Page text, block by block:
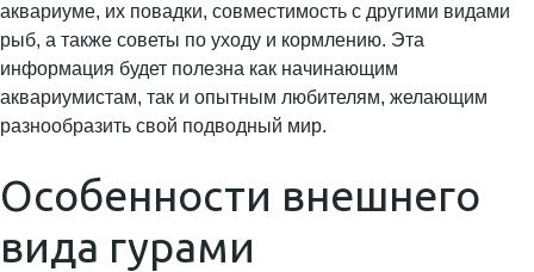
аквариуме, их повадки, совместимость с другими видами
рыб, а также советы по уходу и кормлению. Эта
информация будет полезна как начинающим
аквариумистам, так и опытным любителям, желающим
разнообразить свой подводный мир.
Особенности внешнего
вида гурами